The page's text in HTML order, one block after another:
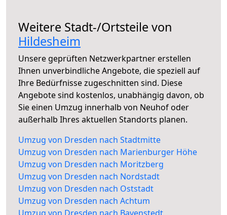
Weitere Stadt-/Ortsteile von
Hildesheim
Unsere geprüften Netzwerkpartner erstellen
Ihnen unverbindliche Angebote, die speziell auf
Ihre Bedürfnisse zugeschnitten sind. Diese
Angebote sind kostenlos, unabhängig davon, ob
Sie einen Umzug innerhalb von Neuhof oder
außerhalb Ihres aktuellen Standorts planen.
Umzug von Dresden nach Stadtmitte
Umzug von Dresden nach Marienburger Höhe
Umzug von Dresden nach Moritzberg
Umzug von Dresden nach Nordstadt
Umzug von Dresden nach Oststadt
Umzug von Dresden nach Achtum